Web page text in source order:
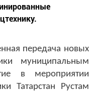
передача новых
муниципальным
в мероприятии
Татарстан Рустам